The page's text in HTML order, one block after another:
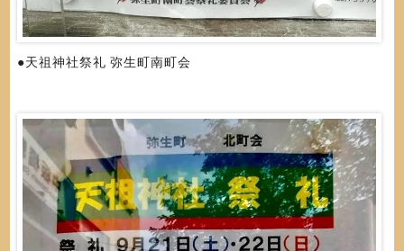
●天祖神社祭礼 弥生町南町会